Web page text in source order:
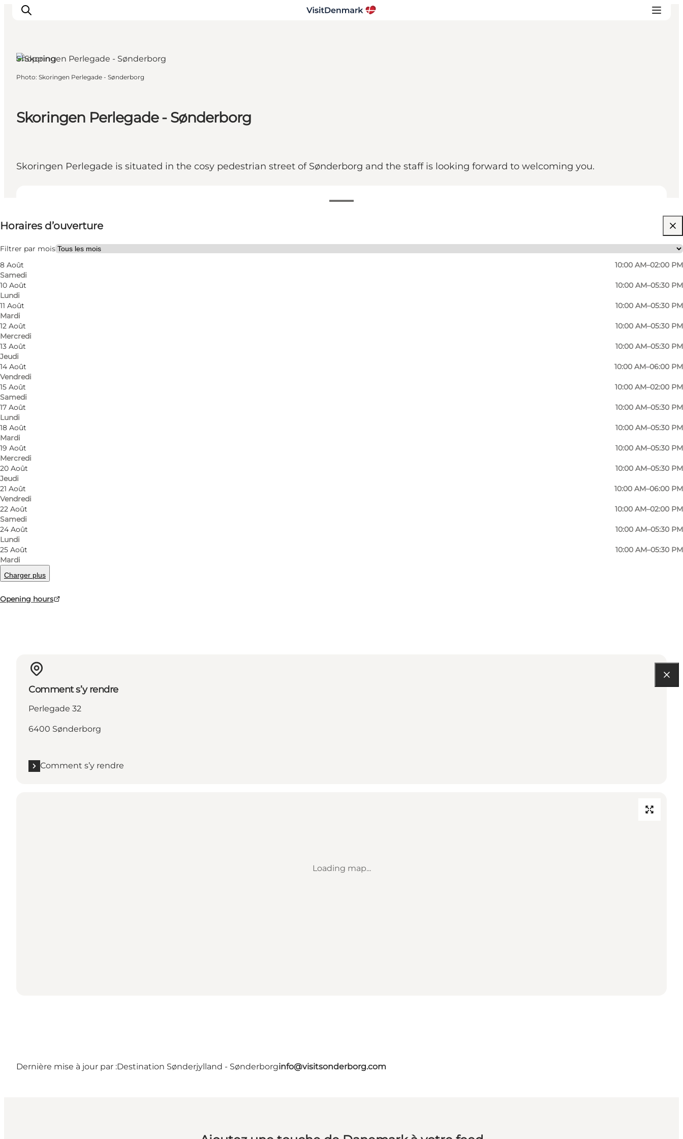
Quoi faire
Hébergements
Skoringen Perlegade - Sønderborg
Skoringen Perlegade is situated in the cosy pedestrian street of Sønderborg and the staff is looking forward to welcoming you.
Horaires d’ouverture
Filtrer par mois
8 Août
Samedi
10:00 AM–02:00 PM
10 Août
Lundi
10:00 AM–05:30 PM
11 Août
Mardi
10:00 AM–05:30 PM
12 Août
Mercredi
10:00 AM–05:30 PM
13 Août
Jeudi
10:00 AM–05:30 PM
14 Août
Vendredi
10:00 AM–06:00 PM
15 Août
Samedi
10:00 AM–02:00 PM
17 Août
Lundi
10:00 AM–05:30 PM
18 Août
Mardi
10:00 AM–05:30 PM
19 Août
Mercredi
10:00 AM–05:30 PM
20 Août
Jeudi
10:00 AM–05:30 PM
21 Août
Vendredi
10:00 AM–06:00 PM
22 Août
Samedi
10:00 AM–02:00 PM
24 Août
Lundi
10:00 AM–05:30 PM
25 Août
Mardi
10:00 AM–05:30 PM
Charger plus
Opening hours
Visiter le site web
Children, Friends, My partner, Myself
Shopping
Photo: Skoringen Perlegade - Sønderborg
Photo
Skoringen is a wellknown chain of shoe stores in Denmark, where you can expect professional knowledge on shoes for children as well as adults. Skoringen
provides you with the opportunity to underline your personality, shift type, play with your style and explore the trend.
We have a wide selection Skoringen´s own brand like Skofus, Odiin, B&CO, Nordic Softness, CULT, KOOL and MiaMaja as well as other brands like Adidas,
Converse, Gabor, Merrell, Rieker, Reebok, Vagabond amongst others.
instagram
Comment s’y rendre
Perlegade 32
6400 Sønderborg
Comment s’y rendre
Loading map...
Dernière mise à jour par :Destination Sønderjylland - Sønderborginfo@visitsonderborg.com